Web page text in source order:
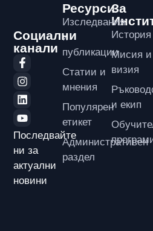
За
История
Мисия и
визия
и екип
Ресурси
Изследвания
и
публикации
Статии и
мнения
Популярен
етикет
Административен
раздел
Социални
канали
Последвайте
ни за
актуални
новини